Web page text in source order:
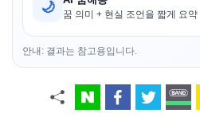
🌙 꿈 의미 + 현실 조언을 짧게 요약
안내: 결과는 참고용입니다.